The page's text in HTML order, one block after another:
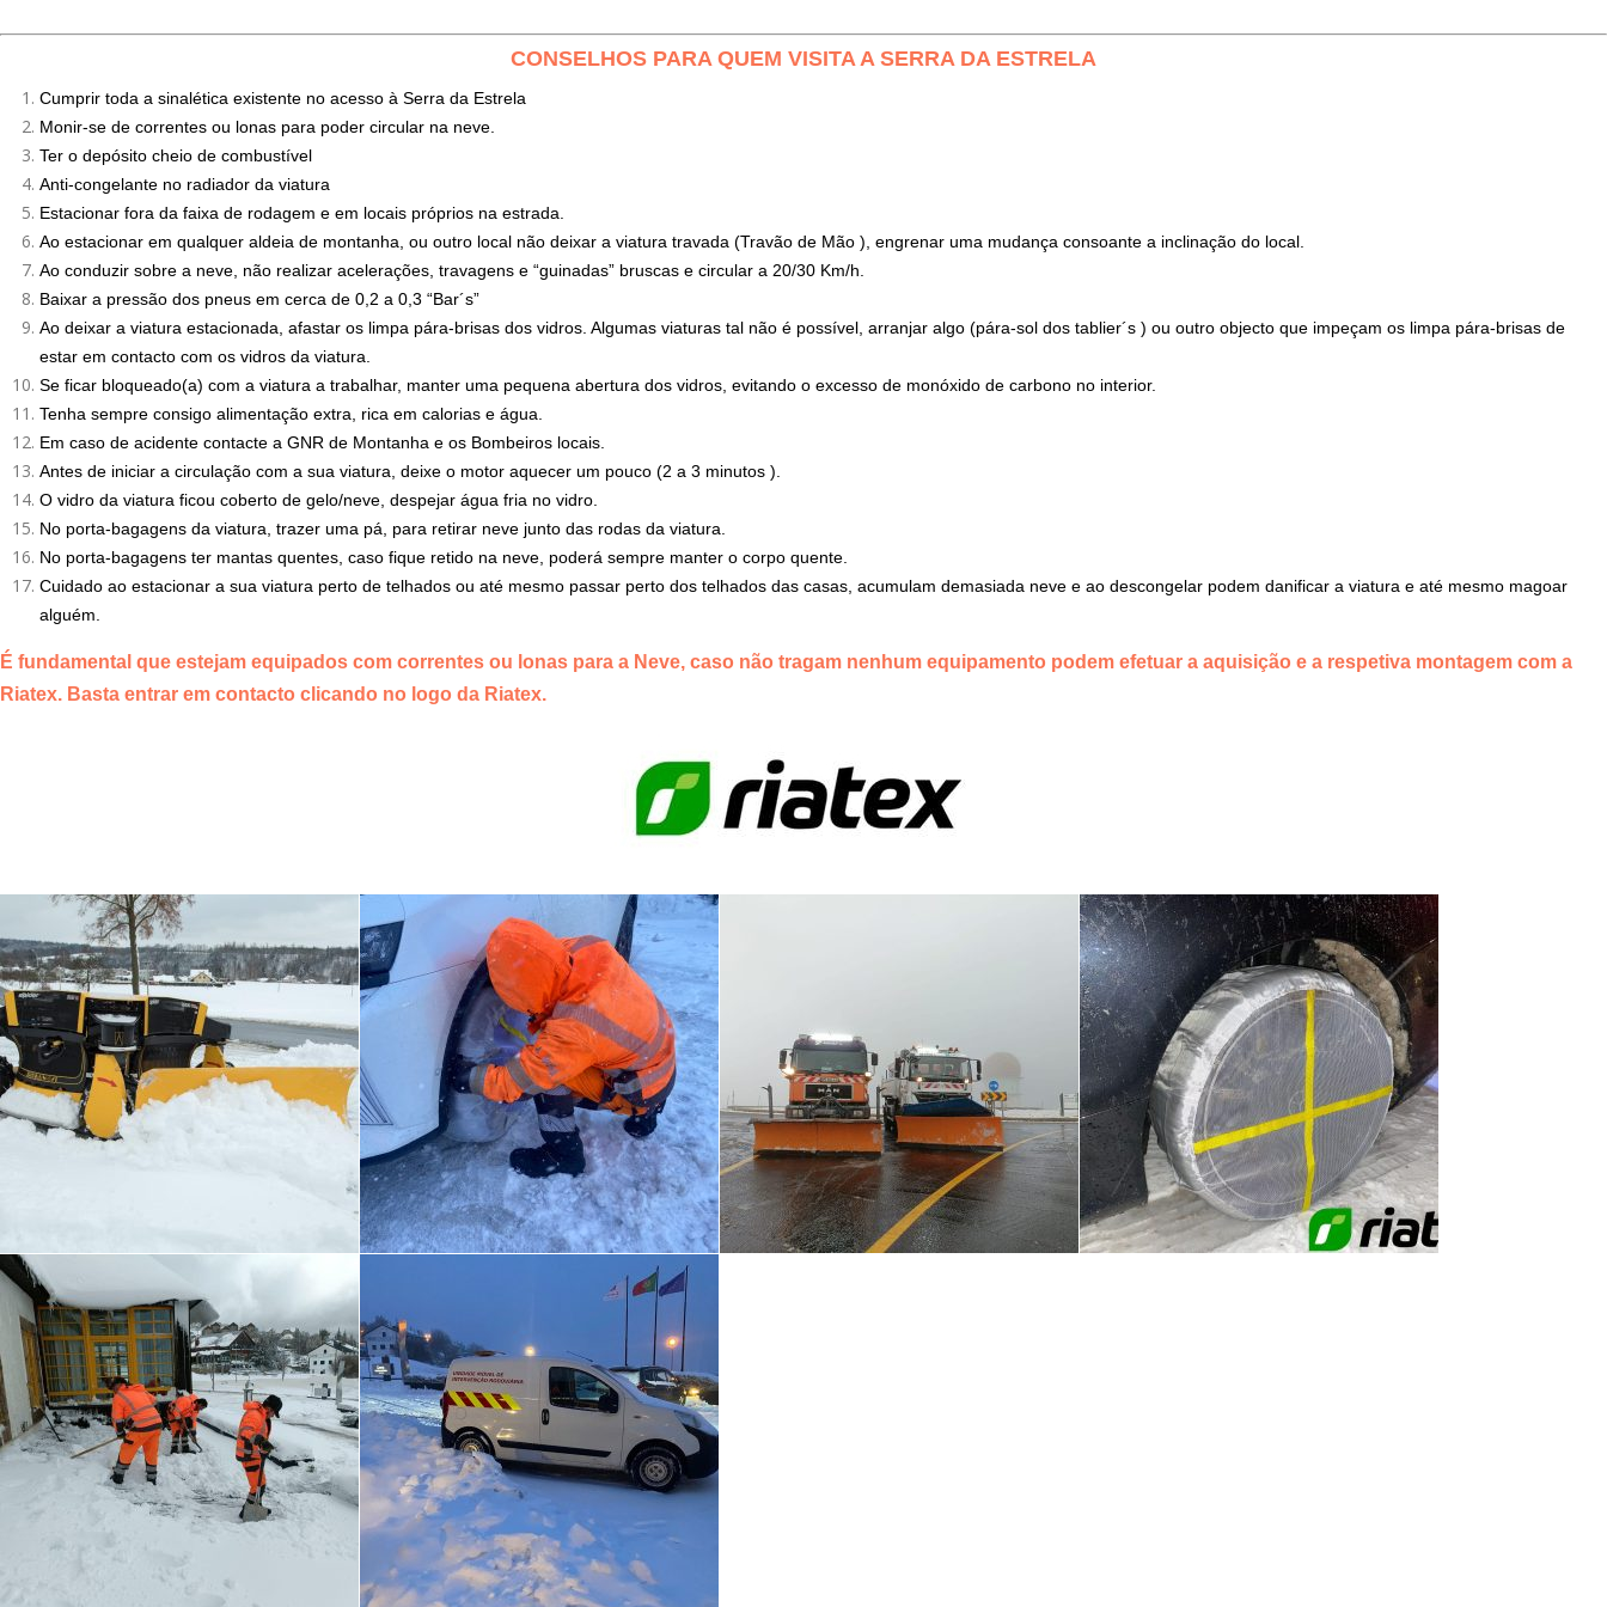
CONSELHOS PARA QUEM VISITA A SERRA DA ESTRELA
Cumprir toda a sinalética existente no acesso à Serra da Estrela
Monir-se de correntes ou lonas para poder circular na neve.
Ter o depósito cheio de combustível
Anti-congelante no radiador da viatura
Estacionar fora da faixa de rodagem e em locais próprios na estrada.
Ao estacionar em qualquer aldeia de montanha, ou outro local não deixar a viatura travada (Travão de Mão ), engrenar uma mudança consoante a inclinação do local.
Ao conduzir sobre a neve, não realizar acelerações, travagens e “guinadas” bruscas e circular a 20/30 Km/h.
Baixar a pressão dos pneus em cerca de 0,2 a 0,3 “Bar´s”
Ao deixar a viatura estacionada, afastar os limpa pára-brisas dos vidros. Algumas viaturas tal não é possível, arranjar algo (pára-sol dos tablier´s ) ou outro objecto que impeçam os limpa pára-brisas de
estar em contacto com os vidros da viatura.
Se ficar bloqueado(a) com a viatura a trabalhar, manter uma pequena abertura dos vidros, evitando o excesso de monóxido de carbono no interior.
Tenha sempre consigo alimentação extra, rica em calorias e água.
Em caso de acidente contacte a GNR de Montanha e os Bombeiros locais.
Antes de iniciar a circulação com a sua viatura, deixe o motor aquecer um pouco (2 a 3 minutos ).
O vidro da viatura ficou coberto de gelo/neve, despejar água fria no vidro.
No porta-bagagens da viatura, trazer uma pá, para retirar neve junto das rodas da viatura.
No porta-bagagens ter mantas quentes, caso fique retido na neve, poderá sempre manter o corpo quente.
Cuidado ao estacionar a sua viatura perto de telhados ou até mesmo passar perto dos telhados das casas, acumulam demasiada neve e ao descongelar podem danificar a viatura e até mesmo magoar
alguém.
É fundamental que estejam equipados com correntes ou lonas para a Neve, caso não tragam nenhum equipamento podem efetuar a aquisição e a respetiva montagem com a
Riatex. Basta entrar em contacto clicando no logo da Riatex.